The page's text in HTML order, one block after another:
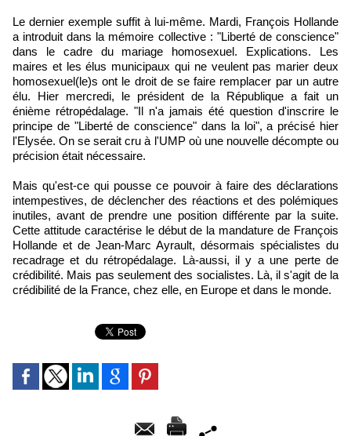
Le dernier exemple suffit à lui-même. Mardi, François Hollande
a introduit dans la mémoire collective : "Liberté de conscience"
dans le cadre du mariage homosexuel. Explications. Les
maires et les élus municipaux qui ne veulent pas marier deux
homosexuel(le)s ont le droit de se faire remplacer par un autre
élu. Hier mercredi, le président de la République a fait un
énième rétropédalage. "Il n'a jamais été question d'inscrire le
principe de "Liberté de conscience" dans la loi", a précisé hier
l'Elysée. On se serait cru à l'UMP où une nouvelle décompte ou
précision était nécessaire.
Mais qu'est-ce qui pousse ce pouvoir à faire des déclarations
intempestives, de déclencher des réactions et des polémiques
inutiles, avant de prendre une position différente par la suite.
Cette attitude caractérise le début de la mandature de François
Hollande et de Jean-Marc Ayrault, désormais spécialistes du
recadrage et du rétropédalage. Là-aussi, il y a une perte de
crédibilité. Mais pas seulement des socialistes. Là, il s'agit de la
crédibilité de la France, chez elle, en Europe et dans le monde.